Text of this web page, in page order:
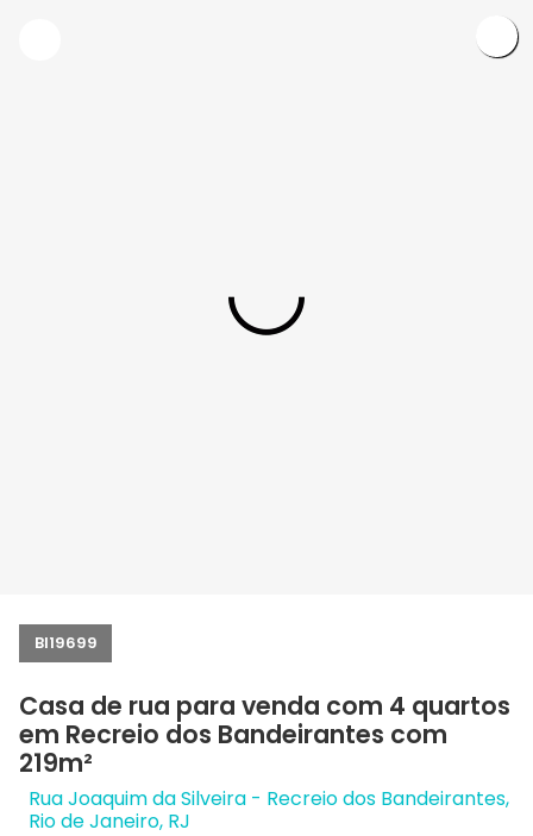
BI19699
Casa de rua para venda com 4 quartos
em Recreio dos Bandeirantes com
219m²
Rua Joaquim da Silveira - Recreio dos Bandeirantes,
Rio de Janeiro, RJ